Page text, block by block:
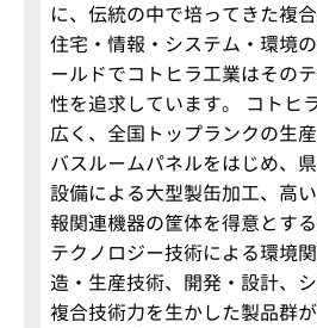
に、伝統の中で培ってきた複
住宅・情報・システム・環境
ールドでコトヒラ工業はその
性を追求しています。 コトヒ
広く、全国トップランクの生
バスルームパネルをはじめ、
設備による大型製缶加工、高
報関連機器の筐体を得意とす
テクノロジー技術による環境
造・生産技術、開発・設計、
複合技術力を生かした製品群